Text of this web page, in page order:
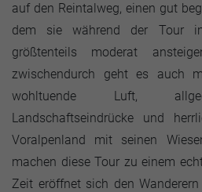
auf den Reintalweg, einen gut
dem sie während der Tour
größtenteils moderat
zwischendurch geht es auch
wohltuende Luft,
Landschaftseindrücke und
Voralpenland mit seinen
machen diese Tour zu einem
Zeit eröffnet sich den